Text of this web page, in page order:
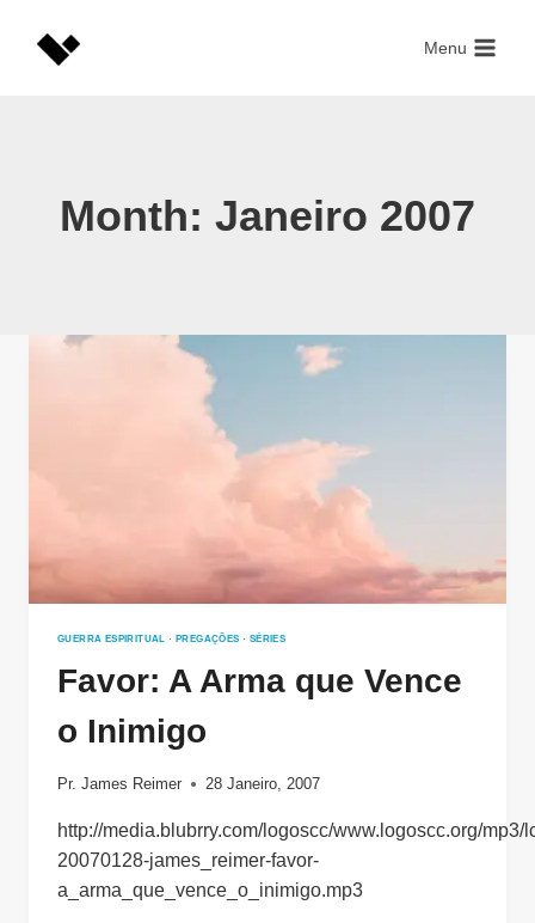
Menu
Month: Janeiro 2007
GUERRA ESPIRITUAL · PREGAÇÕES · SÉRIES
Favor: A Arma que Vence
o Inimigo
Pr. James Reimer 28 Janeiro, 2007
http://media.blubrry.com/logoscc/www.logoscc.org/mp3/
20070128-james_reimer-favor-
a_arma_que_vence_o_inimigo.mp3